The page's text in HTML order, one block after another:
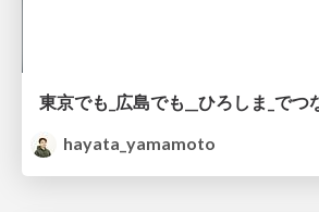
東京でも_広島でも__ひろしま_で
hayata_yamamoto